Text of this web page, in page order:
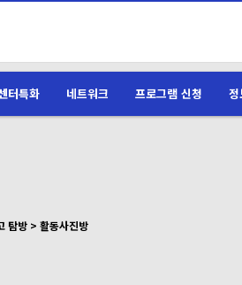
터특화 네트워크 프로그램 신청
탐방 > 활동사진방